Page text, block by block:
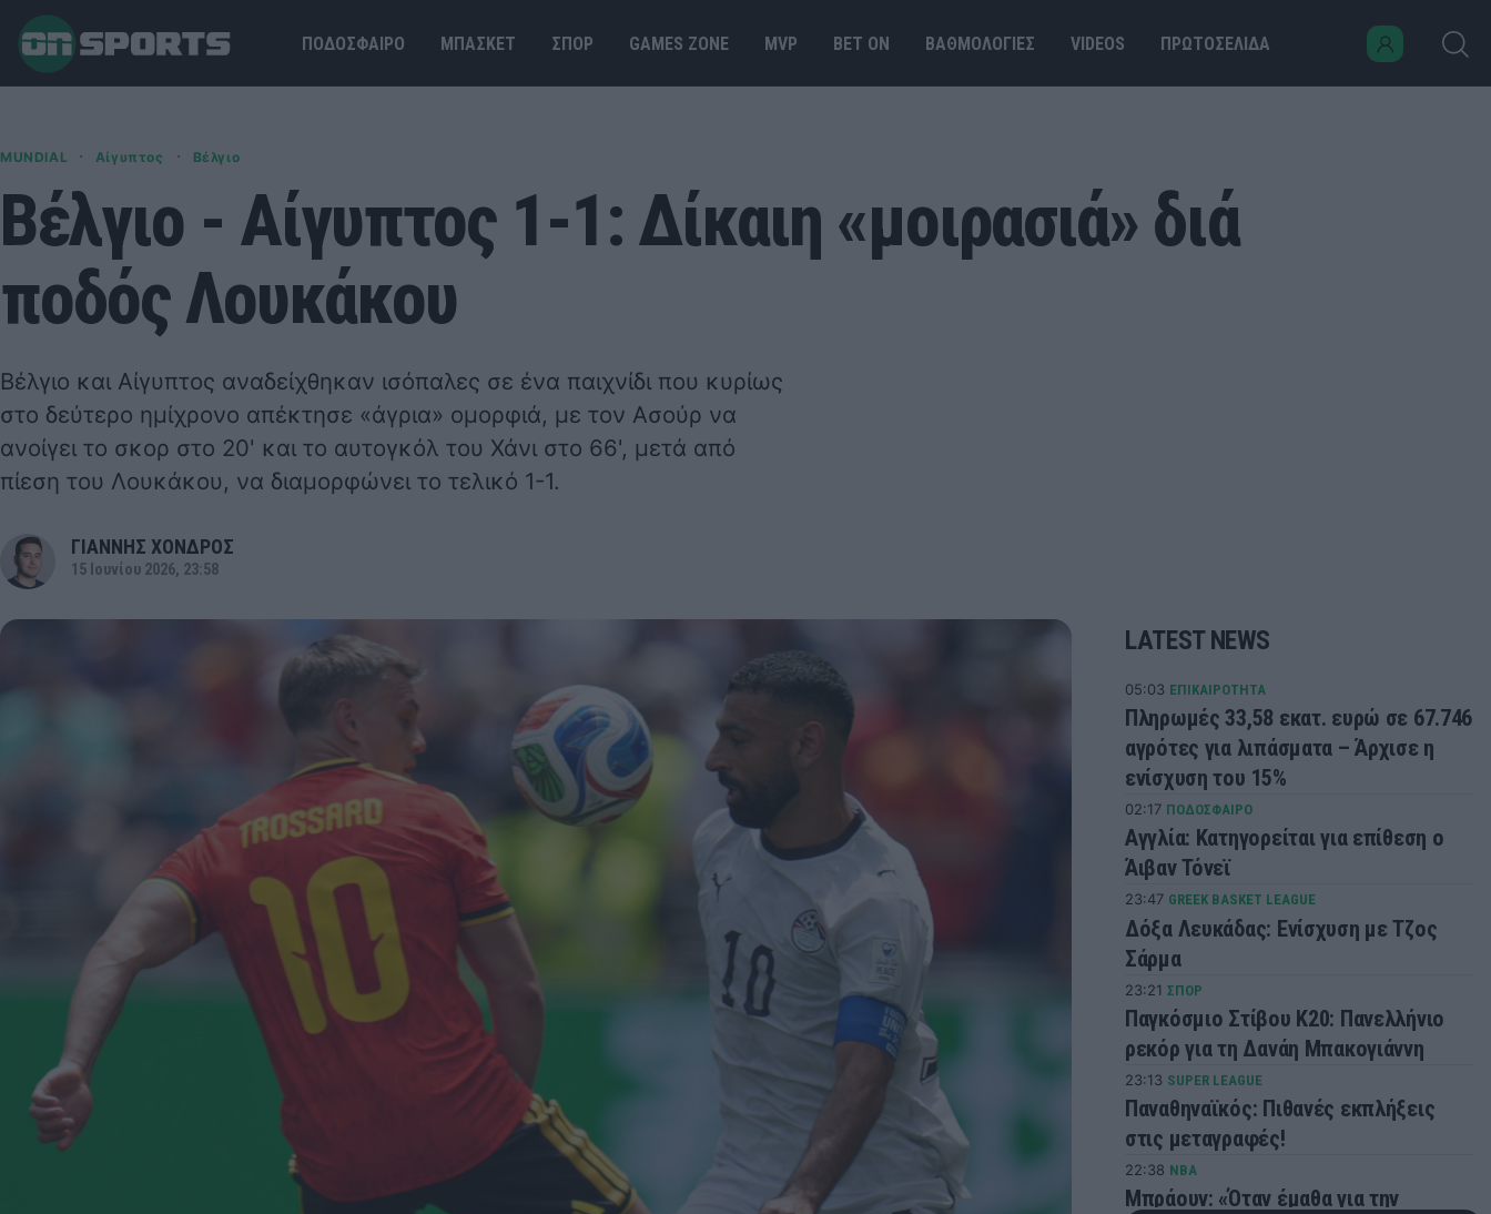
ΠΟΔΟΣΦΑΙΡΟ ΜΠΑΣΚΕΤ ΣΠΟΡ GAMES ΖΟΝΕ MVP BET ΟΝ ΒΑΘΜΟΛΟΓΙΕΣ VIDEOS ΠΡΩΤΟΣΕΛΙΔΑ
MUNDIAL · Αίγυπτος · Βέλγιο
Βέλγιο - Αίγυπτος 1-1: Δίκαιη «μοιρασιά» διά
ποδός Λουκάκου
Βέλγιο και Αίγυπτος αναδείχθηκαν ισόπαλες σε ένα παιχνίδι που κυρίως
στο δεύτερο ημίχρονο απέκτησε «άγρια» ομορφιά, με τον Ασούρ να
ανοίγει το σκορ στο 20' και το αυτογκόλ του Χάνι στο 66', μετά από
πίεση του Λουκάκου, να διαμορφώνει το τελικό 1-1.
ΓΙΑΝΝΗΣ ΧΟΝΔΡΟΣ
15 Ιουνίου 2026, 23:58
LATEST NEWS
05:03 ΕΠΙΚΑΙΡΟΤΗΤΑ
Πληρωμές 33,58 εκατ. ευρώ σε 67.746
αγρότες για λιπάσματα – Άρχισε η
ενίσχυση του 15%
02:17 ΠΟΔΟΣΦΑΙΡΟ
Αγγλία: Κατηγορείται για επίθεση ο
Άιβαν Τόνεϊ
23:47 GREEK BASKET LEAGUE
Δόξα Λευκάδας: Ενίσχυση με Τζος
Σάρμα
23:21 ΣΠΟΡ
Παγκόσμιο Στίβου Κ20: Πανελλήνιο
ρεκόρ για τη Δανάη Μπακογιάννη
23:13 SUPER LEAGUE
Παναθηναϊκός: Πιθανές εκπλήξεις
στις μεταγραφές!
22:38 NBA
Μπράουν: «Όταν έμαθα για την